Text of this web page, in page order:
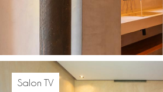
Salon TV